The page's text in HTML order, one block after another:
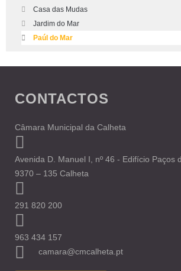
Casa das Mudas
Jardim do Mar
Paúl do Mar
CONTACTOS
Câmara Municipal da Calheta
Avenida D. Manuel I, nº 46 - Edifício Paços
9370 – 135 Calheta
291 820 200
963 434 157
camara@cmcalheta.pt